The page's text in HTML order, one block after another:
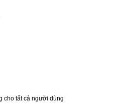
cho tất cả người dùng